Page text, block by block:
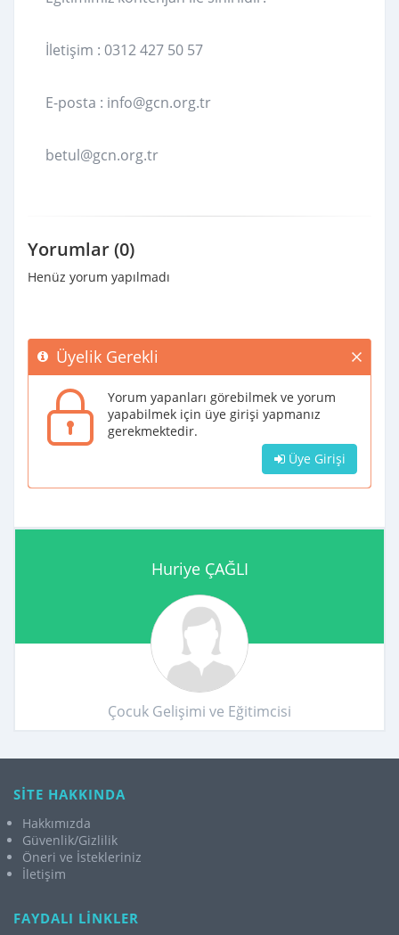
İletişim : 0312 427 50 57
E-posta : info@gcn.org.tr
betul@gcn.org.tr
Yorumlar (0)
Henüz yorum yapılmadı
Üyelik Gerekli
Yorum yapanları görebilmek ve yorum
yapabilmek için üye girişi yapmanız
gerekmektedir.
Üye Girişi
Huriye ÇAĞLI
Çocuk Gelişimi ve Eğitimcisi
SİTE HAKKINDA
Hakkımızda
Güvenlik/Gizlilik
Öneri ve İstekleriniz
İletişim
FAYDALI LİNKLER